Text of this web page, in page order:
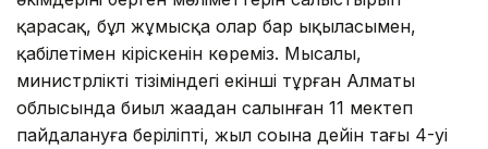
қарасақ, бұл жұмысқа олар бар ықыласымен,
қабілетімен кіріскенін көреміз. Мысалы,
министрліктің тізіміндегі екінші тұрған Алматы
облысында биыл жаңадан салынған 11 мектеп
пайдалануға беріліпті, жыл соңына дейін тағы 4-уі